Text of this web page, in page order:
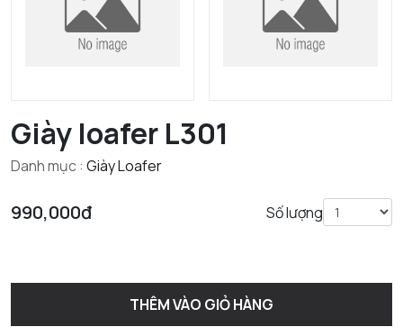
Giày loafer L301
Danh mục : Giày Loafer
990,000đ Số lượng
THÊM VÀO GIỎ HÀNG